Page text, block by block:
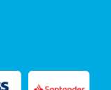
el tratamiento de
tal y como se